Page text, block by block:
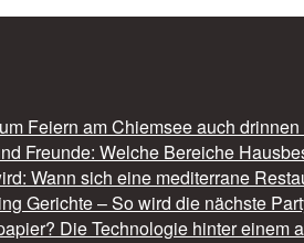
Feiern am Chiemsee auch
Freunde: Welche Bereiche
Wann sich eine mediterrane
Gerichte – So wird die nächste
Die Technologie hinter einem